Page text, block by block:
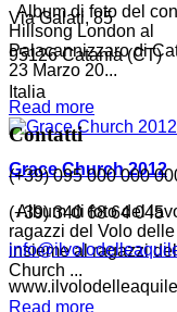
Album di foto del
Hillsong London al
Palacannizzaro di
23 Marzo 20...
Read more
Grace Church 2012
Album di foto del
ragazzi del Volo
insieme al ragazzi
Church ...
Read more
Via Galati, 85
95126 Catania (CT)
Italia
Contatti
(+39) 095 000 000
(+39) 340 68 64 045